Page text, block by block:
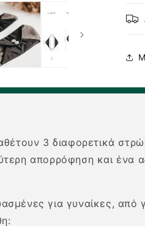
3 διαφορετικά
απορρόφηση και ένα
για γυναίκες,